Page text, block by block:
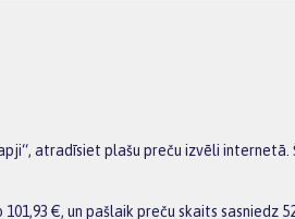
atradīsiet plašu preču izvēli
101,93 €, un pašlaik preču skaits